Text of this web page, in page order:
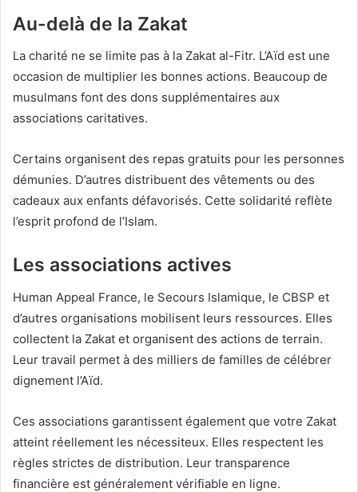
Au-delà de la Zakat
La charité ne se limite pas à la Zakat al-Fitr. L’Aïd est une
occasion de multiplier les bonnes actions. Beaucoup de
musulmans font des dons supplémentaires aux
associations caritatives.
Certains organisent des repas gratuits pour les personnes
démunies. D’autres distribuent des vêtements ou des
cadeaux aux enfants défavorisés. Cette solidarité reflète
l’esprit profond de l’Islam.
Les associations actives
Human Appeal France, le Secours Islamique, le CBSP et
d’autres organisations mobilisent leurs ressources. Elles
collectent la Zakat et organisent des actions de terrain.
Leur travail permet à des milliers de familles de célébrer
dignement l’Aïd.
Ces associations garantissent également que votre Zakat
atteint réellement les nécessiteux. Elles respectent les
règles strictes de distribution. Leur transparence
financière est généralement vérifiable en ligne.